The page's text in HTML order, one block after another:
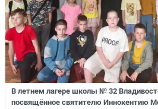
В летнем лагере школы № 32
посвящённое святителю Иннокентию